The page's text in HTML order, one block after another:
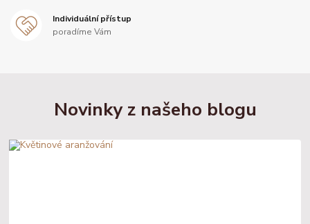
Individuální přístup
poradíme Vám
Novinky z našeho blogu